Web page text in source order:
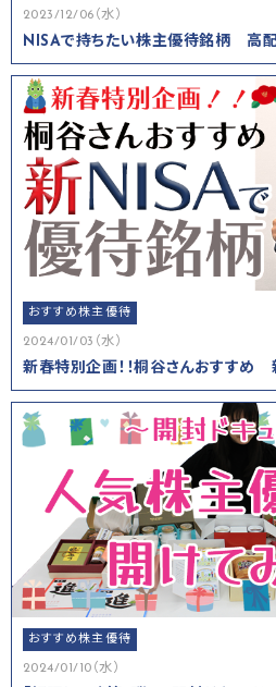
2023/12/06（水）
NISAで持ちたい株主優待銘柄 高
おすすめ株主優待
2024/01/03（水）
新春特別企画！！桐谷さんおすすめ
おすすめ株主優待
2024/01/10（水）